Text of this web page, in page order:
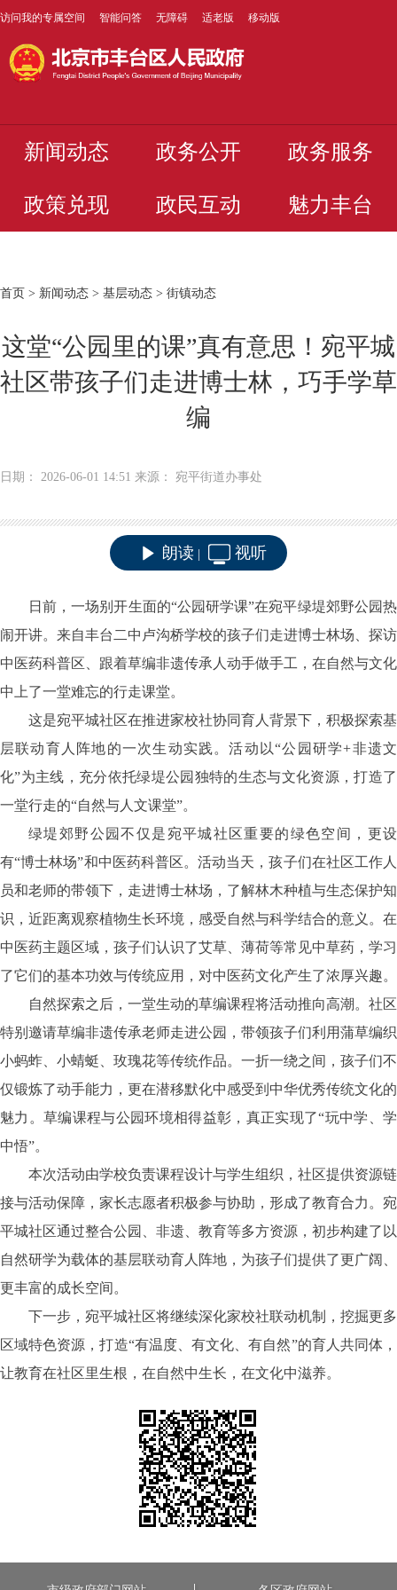
访问我的专属空间 智能问答 无障碍 适老版 移动版
新闻动态 政务公开 政务服务
政策兑现 政民互动 魅力丰台
首页 > 新闻动态 > 基层动态 > 街镇动态
这堂“公园里的课”真有意思！宛平城
社区带孩子们走进博士林，巧手学草
编
日期： 2026-06-01 14:51 来源： 宛平街道办事处
朗读 视听
日前，一场别开生面的“公园研学课”在宛平绿堤郊野公园热
闹开讲。来自丰台二中卢沟桥学校的孩子们走进博士林场、探访
中医药科普区、跟着草编非遗传承人动手做手工，在自然与文化
中上了一堂难忘的行走课堂。
这是宛平城社区在推进家校社协同育人背景下，积极探索基
层联动育人阵地的一次生动实践。活动以“公园研学+非遗文
化”为主线，充分依托绿堤公园独特的生态与文化资源，打造了
一堂行走的“自然与人文课堂”。
绿堤郊野公园不仅是宛平城社区重要的绿色空间，更设
有“博士林场”和中医药科普区。活动当天，孩子们在社区工作人
员和老师的带领下，走进博士林场，了解林木种植与生态保护知
识，近距离观察植物生长环境，感受自然与科学结合的意义。在
中医药主题区域，孩子们认识了艾草、薄荷等常见中草药，学习
了它们的基本功效与传统应用，对中医药文化产生了浓厚兴趣。
自然探索之后，一堂生动的草编课程将活动推向高潮。社区
特别邀请草编非遗传承老师走进公园，带领孩子们利用蒲草编织
小蚂蚱、小蜻蜓、玫瑰花等传统作品。一折一绕之间，孩子们不
仅锻炼了动手能力，更在潜移默化中感受到中华优秀传统文化的
魅力。草编课程与公园环境相得益彰，真正实现了“玩中学、学
中悟”。
本次活动由学校负责课程设计与学生组织，社区提供资源链
接与活动保障，家长志愿者积极参与协助，形成了教育合力。宛
平城社区通过整合公园、非遗、教育等多方资源，初步构建了以
自然研学为载体的基层联动育人阵地，为孩子们提供了更广阔、
更丰富的成长空间。
下一步，宛平城社区将继续深化家校社联动机制，挖掘更多
区域特色资源，打造“有温度、有文化、有自然”的育人共同体，
让教育在社区里生根，在自然中生长，在文化中滋养。